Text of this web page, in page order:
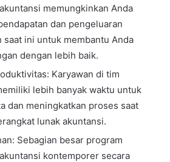
memungkinkan Anda
dan pengeluaran
saat ini untuk membantu Anda
dengan lebih baik.
Karyawan di tim
lebih banyak waktu untuk
dan meningkatkan proses saat
lunak akuntansi.
Sebagian besar program
kontemporer secara